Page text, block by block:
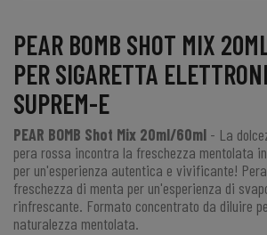
PEAR BOMB SHOT MIX
PER SIGARETTA
SUPREM-E
PEAR BOMB Shot Mix 20ml/60ml - La
pera rossa incontra la freschezza mentolata
per un'esperienza autentica e vivificante!
freschezza di menta per un'esperienza di
rinfrescante. Formato concentrato da diluire
naturalezza mentolata.